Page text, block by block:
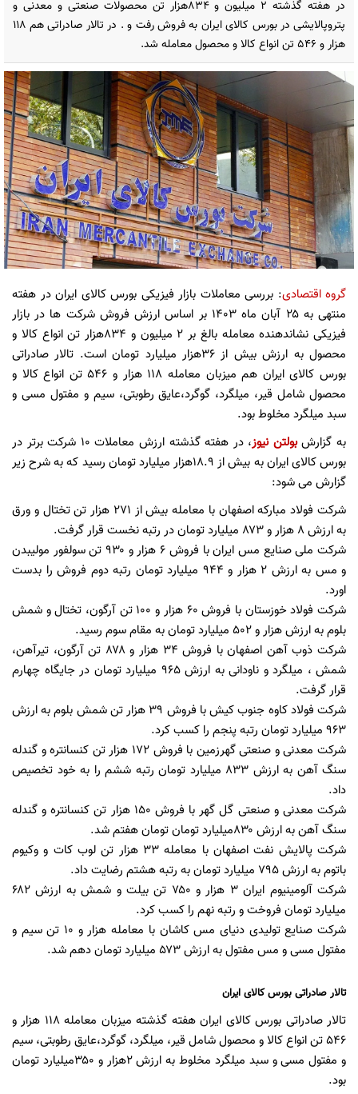
در هفته گذشته ۲ میلیون و ۸۳۴هزار تن محصولات صنعتی و معدنی و
پتروپالایشی در بورس کالای ایران به فروش رفت و . در تالار صادراتی هم ۱۱۸
هزار و ۵۴۶ تن انواع کالا و محصول معامله شد.
گروه اقتصادی: بررسی معاملات بازار فیزیکی بورس کالای ایران در هفته
منتهی به ۲۵ آبان ماه 1403 بر اساس ارزش فروش شرکت ها در بازار
فیزیکی نشاندهنده معامله بالغ بر ۲ میلیون و ۸۳۴هزار تن انواع کالا و
محصول به ارزش بیش از ۳۶هزار میلیارد تومان است. تالار صادراتی
بورس کالای ایران هم میزبان معامله ۱۱۸ هزار و ۵۴۶ تن انواع کالا و
محصول شامل قیر، میلگرد، گوگرد،عایق رطوبتی، سیم و مفتول مسی و
سبد میلگرد مخلوط بود.
به گزارشبولتن نیوز
، در هفته گذشته ارزش معاملات ۱۰ شرکت برتر در
بورس کالای ایران به بیش از ۱۸.۹هزار میلیارد تومان رسید که به شرح زیر
گزارش می شود:
شرکت فولاد مبارکه اصفهان با معامله بیش از ۲۷۱ هزار تن تختال و ورق
به ارزش ۸ هزار و ۸۷۳ میلیارد تومان در رتبه نخست قرار گرفت.
شرکت ملی صنایع مس ایران با فروش ۶ هزار و ۹۳۰ تن سولفور مولیبدن
و مس به ارزش ۲ هزار و ۹۴۴ میلیارد تومان رتبه دوم فروش را بدست
اورد.
شرکت فولاد خوزستان با فروش ۶۰ هزار و ۱۰۰ تن آرگون، تختال و شمش
بلوم به ارزش هزار و ۵۰۲ میلیارد تومان به مقام سوم رسید.
شرکت ذوب آهن اصفهان با فروش ۳۴ هزار و ۸۷۸ تن آرگون، تیرآهن،
شمش ، میلگرد و ناودانی به ارزش ۹۶۵ میلیارد تومان در جایگاه چهارم
قرار گرفت.
شرکت فولاد کاوه جنوب کیش با فروش ۳۹ هزار تن شمش بلوم به ارزش
۹۶۳ میلیارد تومان رتبه پنجم را کسب کرد.
شرکت معدنی و صنعتی گهرزمین با فروش ۱۷۲ هزار تن کنسانتره و گندله
سنگ آهن به ارزش ۸۳۳ میلیارد تومان رتبه ششم را به خود تخصیص
داد.
شرکت معدنی و صنعتی گل گهر با فروش ۱۵۰ هزار تن کنسانتره و گندله
سنگ آهن به ارزش ۸۳۰میلیارد تومان تومان هفتم شد.
شرکت پالایش نفت اصفهان با معامله ۳۳ هزار تن لوب کات و وکیوم
باتوم به ارزش ۷۹۵ میلیارد تومان به رتبه هشتم رضایت داد.
شرکت آلومینیوم ایران ۳ هزار و ۷۵۰ تن بیلت و شمش به ارزش ۶۸۲
میلیارد تومان فروخت و رتبه نهم را کسب کرد.
شرکت صنایع تولیدی دنیای مس کاشان با معامله هزار و ۱۰ تن سیم و
مفتول مسی و مس مفتول به ارزش ۵۷۳ میلیارد تومان دهم شد.
تالار صادراتی بورس کالای ایران
تالار صادراتی بورس کالای ایران هفته گذشته میزبان معامله ۱۱۸ هزار و
۵۴۶ تن انواع کالا و محصول شامل قیر، میلگرد، گوگرد،عایق رطوبتی، سیم
و مفتول مسی و سبد میلگرد مخلوط به ارزش ۲هزار و ۳۵۰میلیارد تومان
بود.